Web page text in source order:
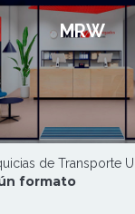
MRW
de Transporte
formato